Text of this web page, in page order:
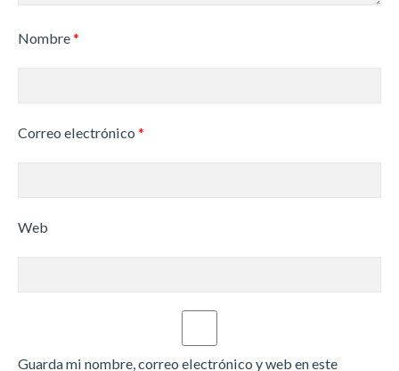
Nombre*
Correo electrónico *
Web
Guarda mi nombre, correo electrónico y web en este